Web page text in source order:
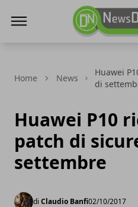
Home News
Huawei
di
Huawei P10
patch di
settembre
di Claudio Banfi02/10/2017